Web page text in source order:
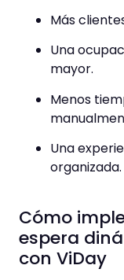
Más
Una
mayor.
Menos
Una
organizada.
Cómo
espera
con ViDay